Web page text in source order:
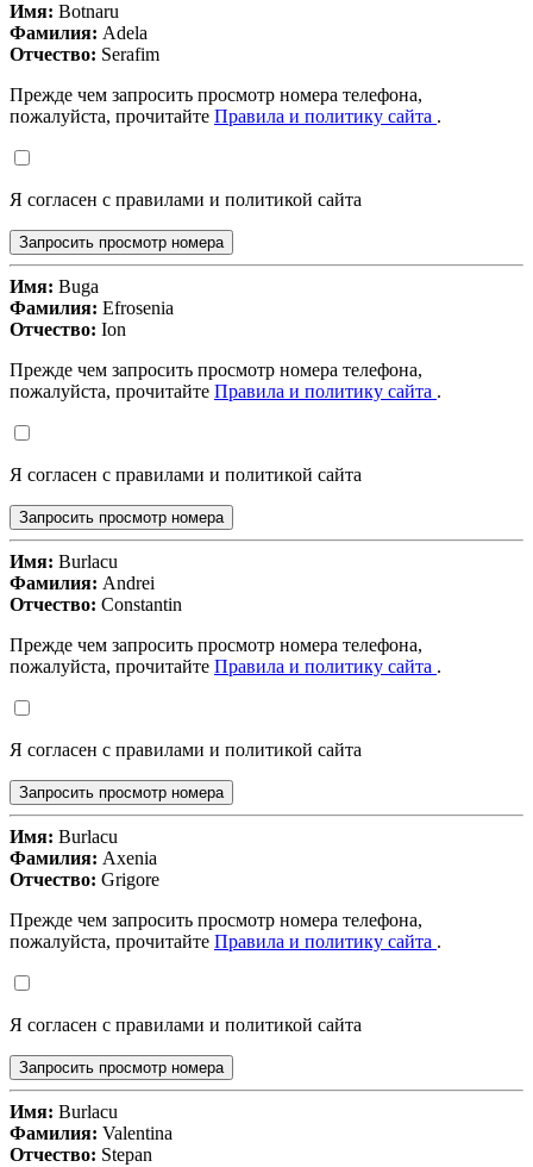
Имя: Botnaru
Фамилия: Adela
Отчество: Serafim
Прежде чем запросить просмотр номера телефона,
пожалуйста, прочитайте Правила и политику сайта .
Я согласен с правилами и политикой сайта
Запросить просмотр номера
Имя: Buga
Фамилия: Efrosenia
Отчество: Ion
Прежде чем запросить просмотр номера телефона,
пожалуйста, прочитайте Правила и политику сайта .
Я согласен с правилами и политикой сайта
Запросить просмотр номера
Имя: Burlacu
Фамилия: Andrei
Отчество: Constantin
Прежде чем запросить просмотр номера телефона,
пожалуйста, прочитайте Правила и политику сайта .
Я согласен с правилами и политикой сайта
Запросить просмотр номера
Имя: Burlacu
Фамилия: Axenia
Отчество: Grigore
Прежде чем запросить просмотр номера телефона,
пожалуйста, прочитайте Правила и политику сайта .
Я согласен с правилами и политикой сайта
Запросить просмотр номера
Имя: Burlacu
Фамилия: Valentina
Отчество: Stepan